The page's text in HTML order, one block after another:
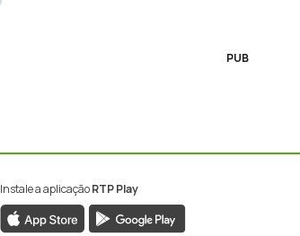
PUB
Instale a aplicaçãoRTP Play